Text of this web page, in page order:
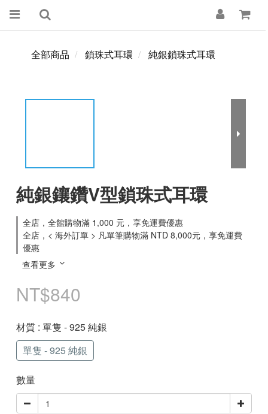
全部商品 鎖珠式耳環 純銀鎖珠式耳環
純銀鑲鑽V型鎖珠式耳環
全店，全館購物滿 1,000 元，享免運費優惠
全店，< 海外訂單 > 凡單筆購物滿 NTD 8,000元，享免運費
優惠
查看更多
NT$840
材質 : 單隻 - 925 純銀
單隻 - 925 純銀
數量